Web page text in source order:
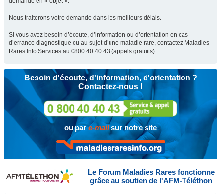
Nous traiterons votre demande dans les meilleurs délais.
Si vous avez besoin d’écoute, d’information ou d’orientation en cas
d’errance diagnostique ou au sujet d’une maladie rare, contactez Maladies
Rares Info Services au 0800 40 40 43 (appels gratuits).
Besoin d'écoute, d'information, d'orientation ?
Contactez-nous !
ou pare-mailsur notre site
Le Forum Maladies Rares fonctionne
grâce au soutien de l'AFM-Téléthon